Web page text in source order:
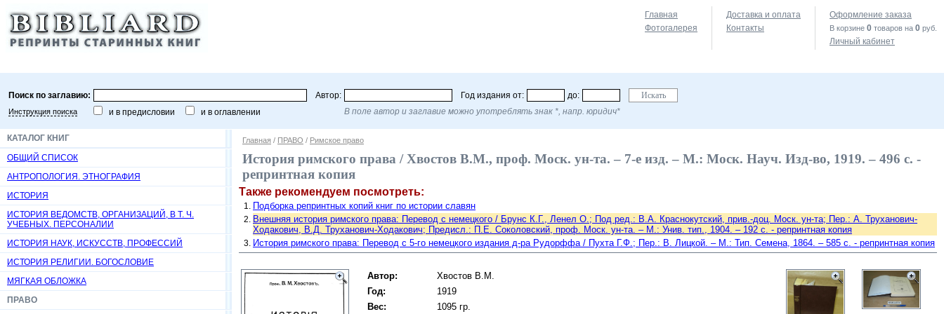
Главная
Фотогалерея
Доставка и оплата
Контакты
Оформление заказа
В корзине 0 товаров на 0 руб.
Личный кабинет
Поиск по заглавию: Автор: Год издания от: до:
Инструкция поиска и в предисловии и в оглавлении В поле автор и заглавие можно употреблять знак *, напр. юридич*
КАТАЛОГ КНИГ
ОБЩИЙ СПИСОК
АНТРОПОЛОГИЯ. ЭТНОГРАФИЯ
ИСТОРИЯ
ИСТОРИЯ ВЕДОМСТВ, ОРГАНИЗАЦИЙ, В Т. Ч.
УЧЕБНЫХ. ПЕРСОНАЛИИ
ИСТОРИЯ НАУК, ИСКУССТВ, ПРОФЕССИЙ
ИСТОРИЯ РЕЛИГИИ. БОГОСЛОВИЕ
МЯГКАЯ ОБЛОЖКА
ПРАВО
Главная / ПРАВО / Римское право
История римского права / Хвостов В.М., проф. Моск. ун-та. – 7-е изд. – М.: Моск. Науч. Изд-во, 1919. – 496 с. -
репринтная копия
Также рекомендуем посмотреть:
Подборка репринтных копий книг по истории славян
Внешняя история римского права: Перевод с немецкого / Брунс К.Г., Ленел О.; Под ред.: В.А. Краснокутский, прив.-доц. Моск. ун-та; Пер.: А. Труханович-
Ходакович, В.Д. Труханович-Ходакович; Предисл.: П.Е. Соколовский, проф. Моск. ун-та. – М.: Унив. тип., 1904. – 192 с. - репринтная копия
История римского права: Перевод с 5-го немецкого издания д-ра Рудорффа / Пухта Г.Ф.; Пер.: В. Лицкой. – М.: Тип. Семена, 1864. – 585 с. - репринтная копия
Автор:
Хвостов В.М.
Год:
1919
Вес:
1095 гр.